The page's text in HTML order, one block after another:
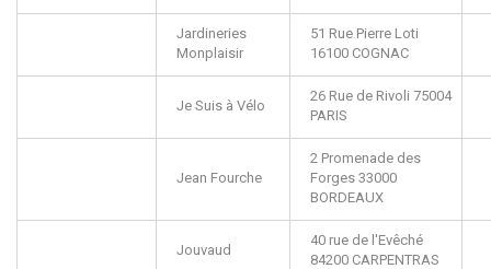
Jardineries
Monplaisir
51 Rue Pierre Loti
16100 COGNAC
Je Suis à Vélo
26 Rue de Rivoli 75004
PARIS
Jean Fourche
2 Promenade des
Forges 33000
BORDEAUX
Jouvaud
40 rue de l'Evêché
84200 CARPENTRAS